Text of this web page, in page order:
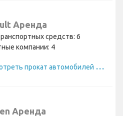
Аренда
средств: 6
компании: 4
П
росмотреть прокат автомобилей Renault
Аренда